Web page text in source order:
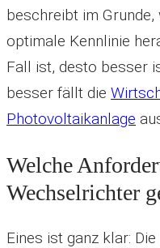
beschreibt im
optimale Kennlinie
Fall ist, desto besser
besser fällt die
Photovoltaikanlage
Welche
Wechselrichter
Eines ist ganz klar: